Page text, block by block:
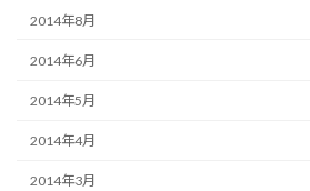
2014年8月
2014年6月
2014年5月
2014年4月
2014年3月